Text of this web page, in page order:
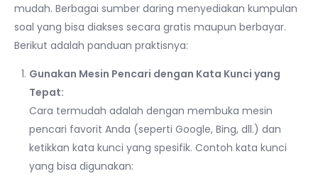
mudah. Berbagai sumber daring menyediakan kumpulan
soal yang bisa diakses secara gratis maupun berbayar.
Berikut adalah panduan praktisnya:
Gunakan Mesin Pencari dengan Kata Kunci yang
Tepat:
Cara termudah adalah dengan membuka mesin
pencari favorit Anda (seperti Google, Bing, dll.) dan
ketikkan kata kunci yang spesifik. Contoh kata kunci
yang bisa digunakan: